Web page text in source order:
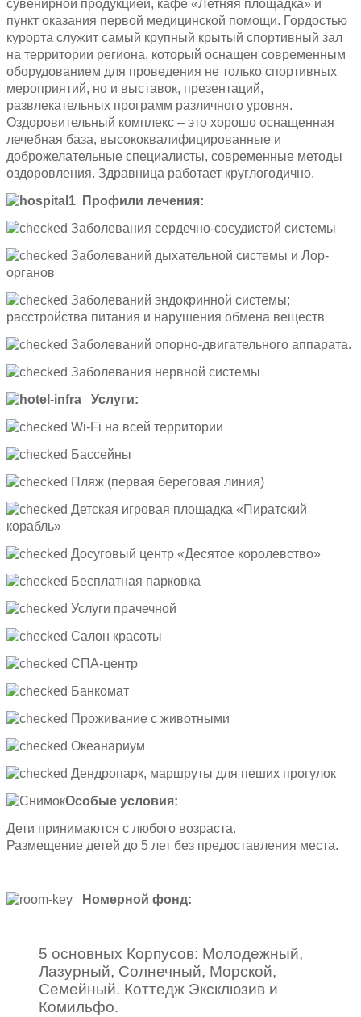
сувенирной продукцией, кафе «Летняя площадка» и
пункт оказания первой медицинской помощи. Гордостью
курорта служит самый крупный крытый спортивный зал
на территории региона, который оснащен современным
оборудованием для проведения не только спортивных
мероприятий, но и выставок, презентаций,
развлекательных программ различного уровня.
Оздоровительный комплекс – это хорошо оснащенная
лечебная база, высококвалифицированные и
доброжелательные специалисты, современные методы
оздоровления. Здравница работает круглогодично.
Профили лечения:
Заболевания сердечно-сосудистой системы
Заболеваний дыхательной системы и Лор-
органов
Заболеваний эндокринной системы;
расстройства питания и нарушения обмена веществ
Заболеваний опорно-двигательного аппарата.
Заболевания нервной системы
Услуги:
Wi-Fi на всей территории
Бассейны
Пляж (первая береговая линия)
Детская игровая площадка «Пиратский
корабль»
Досуговый центр «Десятое королевство»
Бесплатная парковка
Услуги прачечной
Салон красоты
СПА-центр
Банкомат
Проживание с животными
Океанариум
Дендропарк, маршруты для пеших прогулок
Особые условия:
Дети принимаются с любого возраста.
Размещение детей до 5 лет без предоставления места.
Номерной фонд:
5 основных Корпусов: Молодежный,
Лазурный, Солнечный, Морской,
Семейный. Коттедж Эксклюзив и
Комильфо.